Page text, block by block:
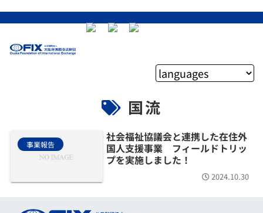
国流
事業報告
社会福祉協議会と連携した在住外
国人支援事業 フィールドトリッ
プを実施しました！
2024.10.30